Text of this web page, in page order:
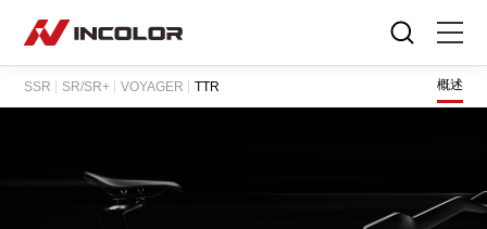
首页
SSR SR/SR+ VOYAGER TTR 概述